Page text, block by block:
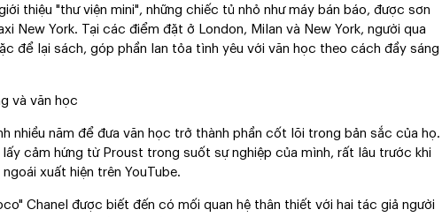
thiệu "thư viện mini", những chiếc tủ nhỏ như máy bán báo, được sơn
New York. Tại các điểm đặt ở London, Milan và New York, người qua
để lại sách, góp phần lan tỏa tình yêu với văn học theo cách đầy sáng
và văn học
nhiều năm để đưa văn học trở thành phần cốt lõi trong bản sắc của họ.
lấy cảm hứng từ Proust trong suốt sự nghiệp của mình, rất lâu trước khi
xuất hiện trên YouTube.
Chanel được biết đến có mối quan hệ thân thiết với hai tác giả người